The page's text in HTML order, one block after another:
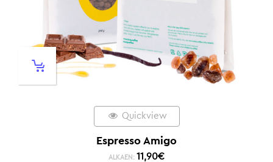
Quickview
Espresso Amigo
ALKAEN: 11,90€